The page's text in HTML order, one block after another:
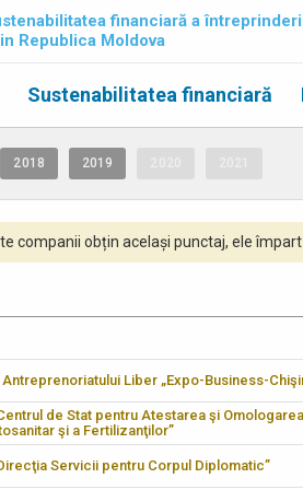
financiară a
Republica Moldova
Sustenabilitatea financiară
2018 2019
companii obțin același punctaj, ele
Liber „Expo-Business-
de Stat pentru Atestarea şi
şi a Fertilizanţilor”
Servicii pentru Corpul Diplomatic”